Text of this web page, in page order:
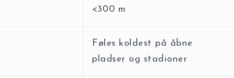
<300 m
Føles koldest på åbne
pladser og stadioner